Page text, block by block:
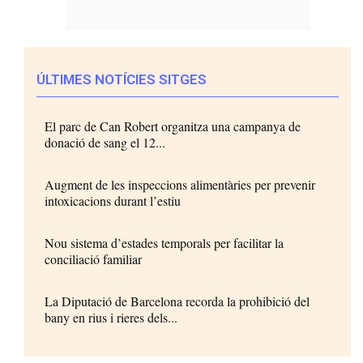
ÚLTIMES NOTÍCIES SITGES
El parc de Can Robert organitza una campanya de
donació de sang el 12...
Augment de les inspeccions alimentàries per prevenir
intoxicacions durant l’estiu
Nou sistema d’estades temporals per facilitar la
conciliació familiar
La Diputació de Barcelona recorda la prohibició del
bany en rius i rieres dels...